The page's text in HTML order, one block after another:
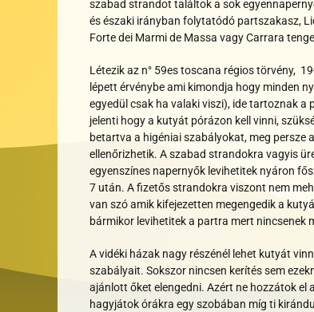
szabad strandot találtok a sok
és északi irányban folytatódó partszakasz,
Forte dei Marmi de Massa vagy Carrara
Létezik az n° 59es toscana régios törvény,
lépett érvénybe ami kimondja hogy minden
egyedül csak ha valaki viszi), ide tartoznak
jelenti hogy a kutyát pórázon kell vinni,
betartva a higéniai szabályokat, meg persze
ellenőrizhetik. A szabad strandokra vagyis
egyenszínes napernyők levihetitek nyáron
7 után. A fizetős strandokra viszont nem
van szó amik kifejezetten megengedik a
bármikor levihetitek a partra mert nincsenek
A vidéki házak nagy részénél lehet kutyát
szabályait. Sokszor nincsen kerítés sem
ajánlott őket elengedni. Azért ne hozzátok el
hagyjátok órákra egy szobában míg ti